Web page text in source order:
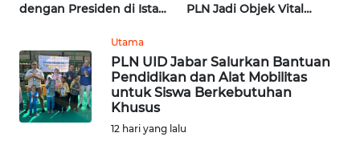
dengan Presiden di Istana
PLN Jadi Objek Vital
Utama
PLN UID Jabar Salurkan Bantuan
Pendidikan dan Alat Mobilitas
untuk Siswa Berkebutuhan
Khusus
12 hari yang lalu
LAMPUNG
WN
JATENG